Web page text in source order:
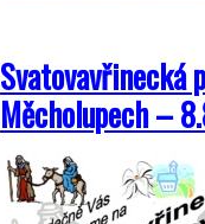
Svatovavřinecká
Měcholupech –